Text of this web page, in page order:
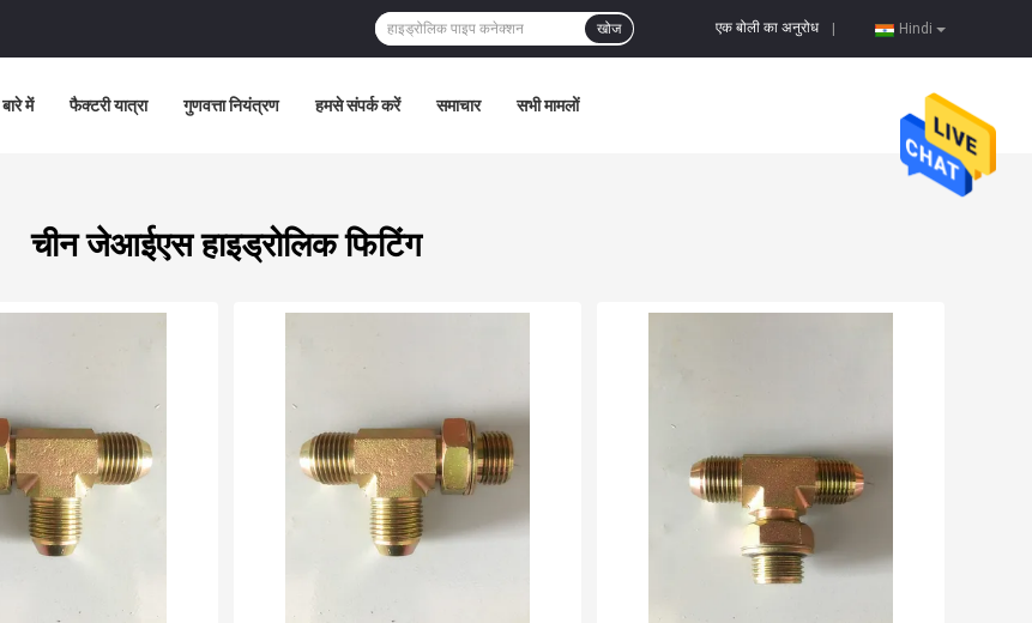
Hindi
एक बोली का अनुरोध
खोज
में फैक्टरी यात्रा गुणवत्ता नियंत्रण हमसे संपर्क करें समाचार सभी मामलों
चीन जेआईएस हाइड्रोलिक फिटिंग